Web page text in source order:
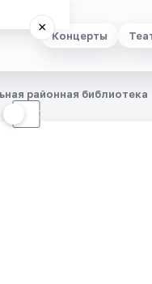
Концерты
×
☾
районная библиотека